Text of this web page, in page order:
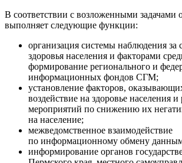
В соответствии с возложенными
выполняет следующие функции:
организация системы наблюдения за
здоровья населения и факторами
формирование регионального и
информационных фондов СГМ;
установление факторов,
воздействие на здоровье населения и
мероприятий по снижению их
на население;
межведомственное взаимодействие
по информационному обмену
информирование органов